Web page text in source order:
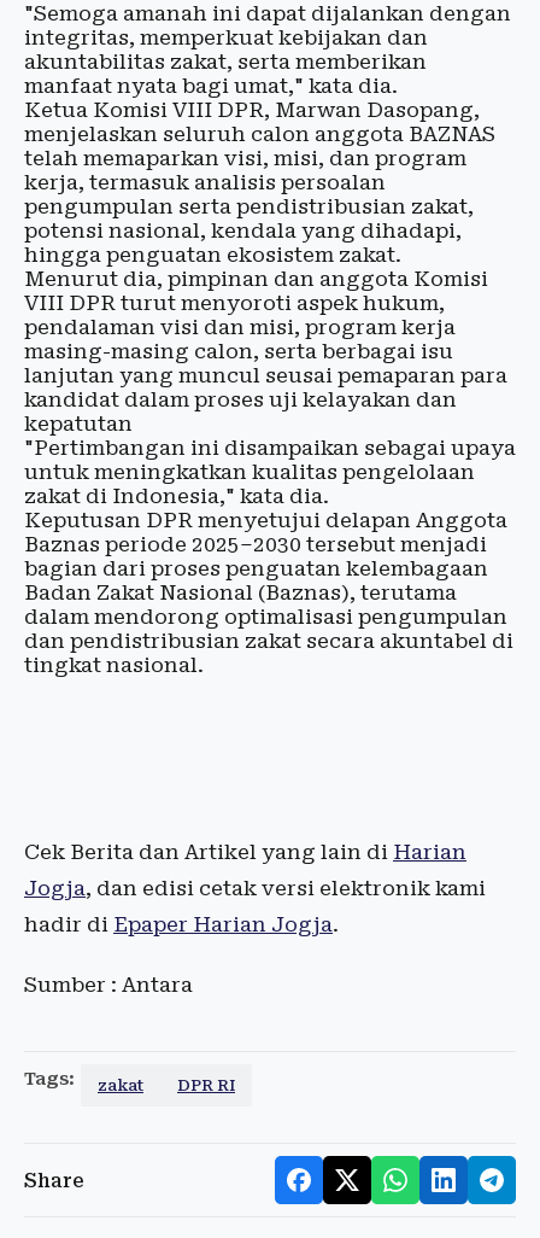
"Semoga amanah ini dapat dijalankan dengan
integritas, memperkuat kebijakan dan
akuntabilitas zakat, serta memberikan
manfaat nyata bagi umat," kata dia.
Ketua Komisi VIII DPR, Marwan Dasopang,
menjelaskan seluruh calon anggota BAZNAS
telah memaparkan visi, misi, dan program
kerja, termasuk analisis persoalan
pengumpulan serta pendistribusian zakat,
potensi nasional, kendala yang dihadapi,
hingga penguatan ekosistem zakat.
Menurut dia, pimpinan dan anggota Komisi
VIII DPR turut menyoroti aspek hukum,
pendalaman visi dan misi, program kerja
masing-masing calon, serta berbagai isu
lanjutan yang muncul seusai pemaparan para
kandidat dalam proses uji kelayakan dan
kepatutan
"Pertimbangan ini disampaikan sebagai upaya
untuk meningkatkan kualitas pengelolaan
zakat di Indonesia," kata dia.
Keputusan DPR menyetujui delapan Anggota
Baznas periode 2025–2030 tersebut menjadi
bagian dari proses penguatan kelembagaan
Badan Zakat Nasional (Baznas), terutama
dalam mendorong optimalisasi pengumpulan
dan pendistribusian zakat secara akuntabel di
tingkat nasional.
Cek Berita dan Artikel yang lain di Harian
Jogja, dan edisi cetak versi elektronik kami
hadir di Epaper Harian Jogja.
Sumber : Antara
Tags: zakat DPR RI
Share